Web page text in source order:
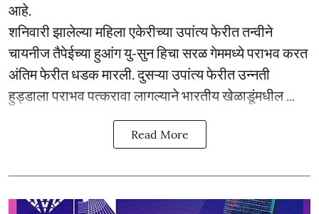
आहे.
शनिवारी झालेल्या महिला एकेरीच्या उपांत्य फेरीत तन्वीने
चायनीज तैपेईच्या हुआंग यु-सुन हिचा सरळ गेममध्ये पराभव करत
अंतिम फेरीत धडक मारली. दुसऱ्या उपांत्य फेरीत उन्नती
हुड्डाला पराभव पत्करावा लागल्याने भारतीय खेळाडूंमधील ...
Read More